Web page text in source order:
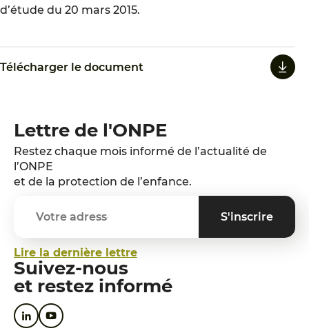
d’étude du 20 mars 2015.
Télécharger le document
Lettre de l'ONPE
Restez chaque mois informé de l’actualité de
l’ONPE
et de la protection de l’enfance.
Lire la dernière lettre
Suivez-nous
et restez informé